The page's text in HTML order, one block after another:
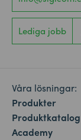
Lediga jobb
Våra lösningar:
Produkter
Produktkatalog
Academy